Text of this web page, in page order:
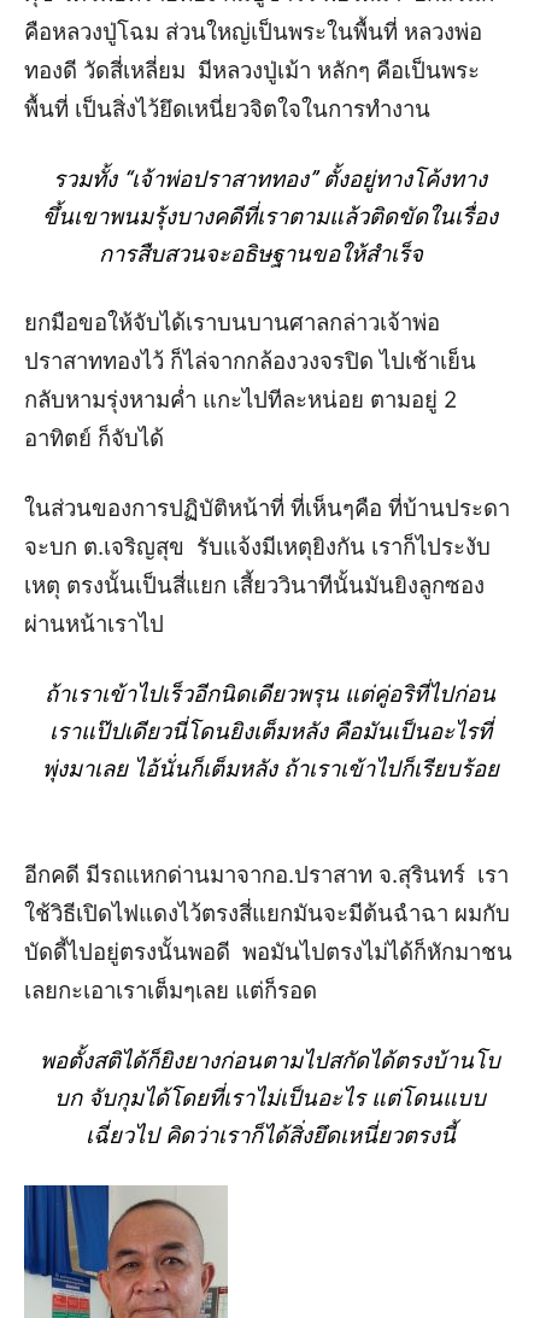
คือหลวงปู่โฉม ส่วนใหญ่เป็นพระในพื้นที่ หลวงพ่อ
ทองดี วัดสี่เหลี่ยม มีหลวงปู่เม้า หลักๆ คือเป็นพระ
พื้นที่ เป็นสิ่งไว้ยึดเหนี่ยวจิตใจในการทำงาน
รวมทั้ง “เจ้าพ่อปราสาททอง” ตั้งอยู่ทางโค้งทาง
ขึ้นเขาพนมรุ้งบางคดีที่เราตามแล้วติดขัดในเรื่อง
การสืบสวนจะอธิษฐานขอให้สำเร็จ
ยกมือขอให้จับได้เราบนบานศาลกล่าวเจ้าพ่อ
ปราสาททองไว้ ก็ไล่จากกล้องวงจรปิด ไปเช้าเย็น
กลับหามรุ่งหามค่ำ แกะไปทีละหน่อย ตามอยู่ 2
อาทิตย์ ก็จับได้
ในส่วนของการปฏิบัติหน้าที่ ที่เห็นๆคือ ที่บ้านประดา
จะบก ต.เจริญสุข รับแจ้งมีเหตุยิงกัน เราก็ไประงับ
เหตุ ตรงนั้นเป็นสี่แยก เสี้ยววินาทีนั้นมันยิงลูกซอง
ผ่านหน้าเราไป
ถ้าเราเข้าไปเร็วอีกนิดเดียวพรุน แต่คู่อริที่ไปก่อน
เราแป๊ปเดียวนี่โดนยิงเต็มหลัง คือมันเป็นอะไรที่
พุ่งมาเลย ไอ้นั่นก็เต็มหลัง ถ้าเราเข้าไปก็เรียบร้อย
อีกคดี มีรถแหกด่านมาจากอ.ปราสาท จ.สุรินทร์ เรา
ใช้วิธีเปิดไฟแดงไว้ตรงสี่แยกมันจะมีต้นฉำฉา ผมกับ
บัดดี้ไปอยู่ตรงนั้นพอดี พอมันไปตรงไม่ได้ก็หักมาชน
เลยกะเอาเราเต็มๆเลย แต่ก็รอด
พอตั้งสติได้ก็ยิงยางก่อนตามไปสกัดได้ตรงบ้านโบ
บก จับกุมได้โดยที่เราไม่เป็นอะไร แต่โดนแบบ
เฉี่ยวไป คิดว่าเราก็ได้สิ่งยึดเหนี่ยวตรงนี้